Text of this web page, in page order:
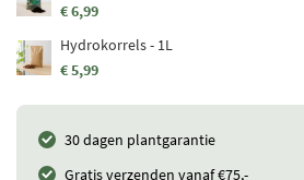
€ 6,99
Hydrokorrels - 1L
€ 5,99
30 dagen plantgarantie
Gratis verzenden vanaf €75,-